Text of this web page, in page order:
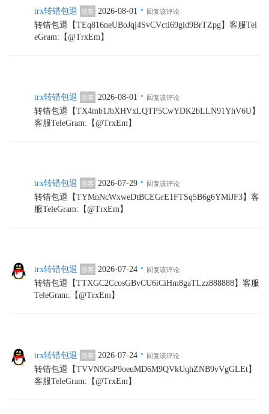
trx转错包退 游客 2026-08-01 · 回复该评论
转错包退【TEq816neUBoJqj4SvCVcti69gid9BrTZpg】客服Tel
eGram:【@TrxEm】
trx转错包退 游客 2026-08-01 · 回复该评论
转错包退【TX4mb1JbXHVxLQTP5CwYDK2bLLN91YhV6U】
客服TeleGram:【@TrxEm】
trx转错包退 游客 2026-07-29 · 回复该评论
转错包退【TYMnNcWxweDtBCEGrE1FTSq5B6g6YMiJF3】客
服TeleGram:【@TrxEm】
trx转错包退 游客 2026-07-24 · 回复该评论
转错包退【TTXGC2CcosGBvCU6iCiHm8gaTLzz888888】客服
TeleGram:【@TrxEm】
trx转错包退 游客 2026-07-24 · 回复该评论
转错包退【TVVN9GsP9oeuMD6M9QVkUqhZNB9vVgGLEt】
客服TeleGram:【@TrxEm】